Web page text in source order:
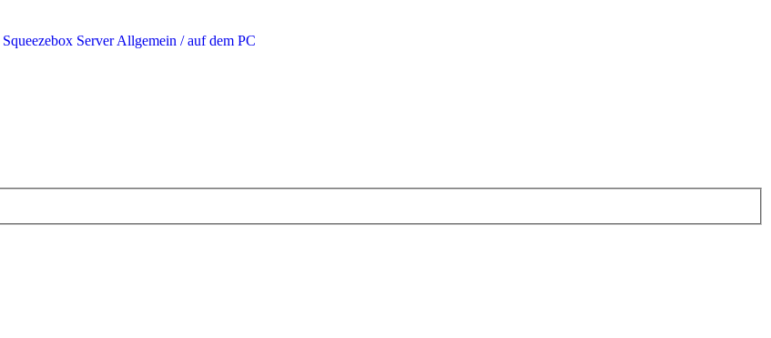
Squeezebox Server Allgemein / auf dem PC